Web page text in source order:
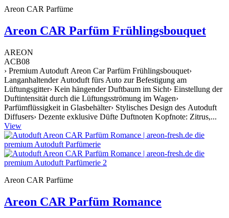
Areon CAR Parfüme
Areon CAR Parfüm Frühlingsbouquet
AREON
ACB08
› Premium Autoduft Areon Car Parfüm Frühlingsbouquet›
Langanhaltender Autoduft fürs Auto zur Befestigung am
Lüftungsgitter› Kein hängender Duftbaum im Sicht› Einstellung der
Duftintensität durch die Lüftungsströmung im Wagen›
Parfümflüssigkeit in Glasbehälter› Stylisches Design des Autoduft
Diffusers› Dezente exklusive Düfte Duftnoten Kopfnote: Zitrus,...
View
Areon CAR Parfüme
Areon CAR Parfüm Romance